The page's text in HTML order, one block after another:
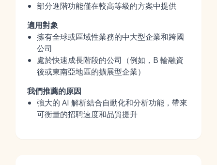
部分進階功能僅在較高等級的方案中提供
適用對象
擁有全球或區域性業務的中大型企業和跨國
公司
處於快速成長階段的公司（例如，B 輪融資
後或東南亞地區的擴展型企業）
我們推薦的原因
強大的 AI 解析結合自動化和分析功能，帶來
可衡量的招聘速度和品質提升